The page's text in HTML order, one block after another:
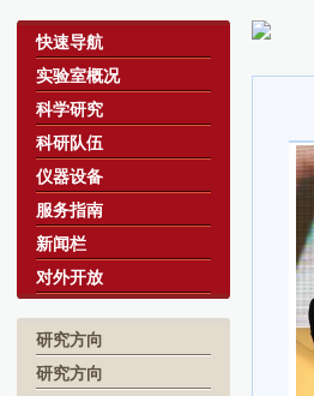
a
快速导航
实验室概况
科学研究
科研队伍
仪器设备
服务指南
新闻栏
对外开放
研究方向
研究方向